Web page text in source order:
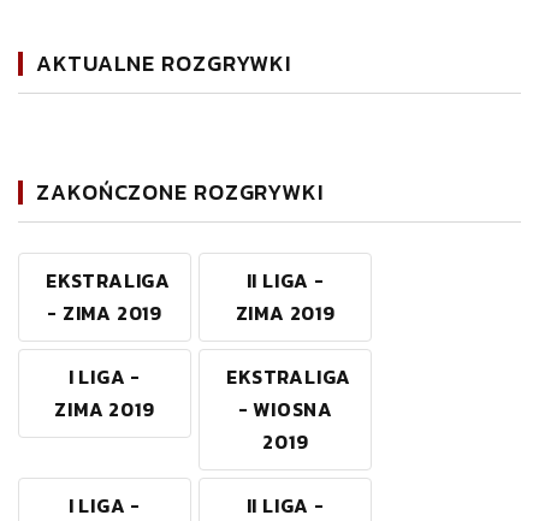
AKTUALNE ROZGRYWKI
ZAKOŃCZONE ROZGRYWKI
EKSTRALIGA
- ZIMA 2019
II LIGA -
ZIMA 2019
I LIGA -
ZIMA 2019
EKSTRALIGA
- WIOSNA
2019
I LIGA -
II LIGA -